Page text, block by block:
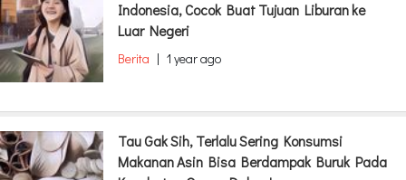
Indonesia, Cocok Buat Tujuan Liburan ke
Luar Negeri
Berita | 1 year ago
Tau Gak Sih, Terlalu Sering Konsumsi
Makanan Asin Bisa Berdampak Buruk Pada